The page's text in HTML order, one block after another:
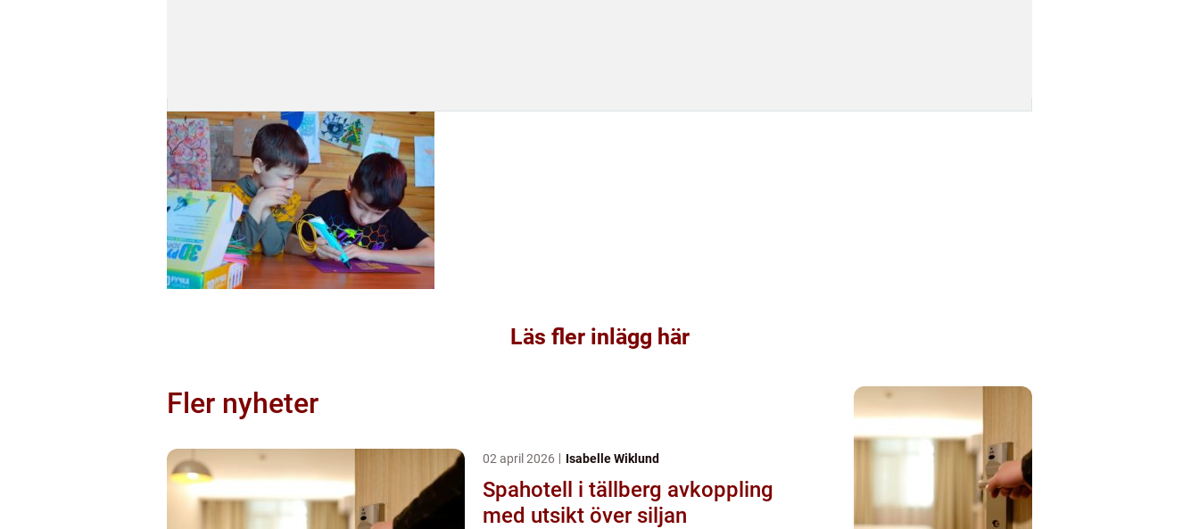
Läs fler inlägg här
Fler nyheter
02 april 2026 Isabelle Wiklund
Spahotell i tällberg avkoppling
med utsikt över siljan